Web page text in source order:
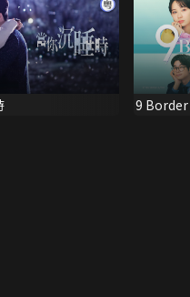
9 Border